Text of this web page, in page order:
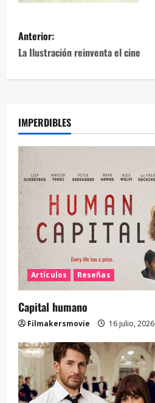
Anterior:
La Ilustración reinventa el cine
IMPERDIBLES
Artículos Reseñas
Capital humano
Filmakersmovie 16 julio, 2026